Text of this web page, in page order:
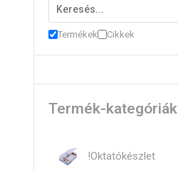
Termékek Cikkek
Termék-kategóriák
!Oktatókészlet